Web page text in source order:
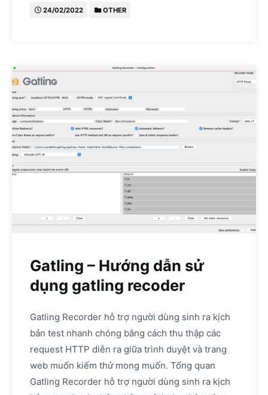
24/02/2022 OTHER
Gatling – Hướng dẫn sử
dụng gatling recoder
Gatling Recorder hỗ trợ người dùng sinh ra kịch
bản test nhanh chóng bằng cách thu thập các
request HTTP diễn ra giữa trình duyệt và trang
web muốn kiếm thử mong muốn. Tổng quan
Gatling Recorder hỗ trợ người dùng sinh ra kịch